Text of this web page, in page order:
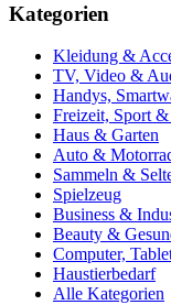
Kategorien
Kleidung &
TV, Video &
Handys,
Freizeit, Sport &
Haus & Garten
Auto &
Sammeln &
Spielzeug
Business &
Beauty &
Computer,
Haustierbedarf
Alle Kategorien